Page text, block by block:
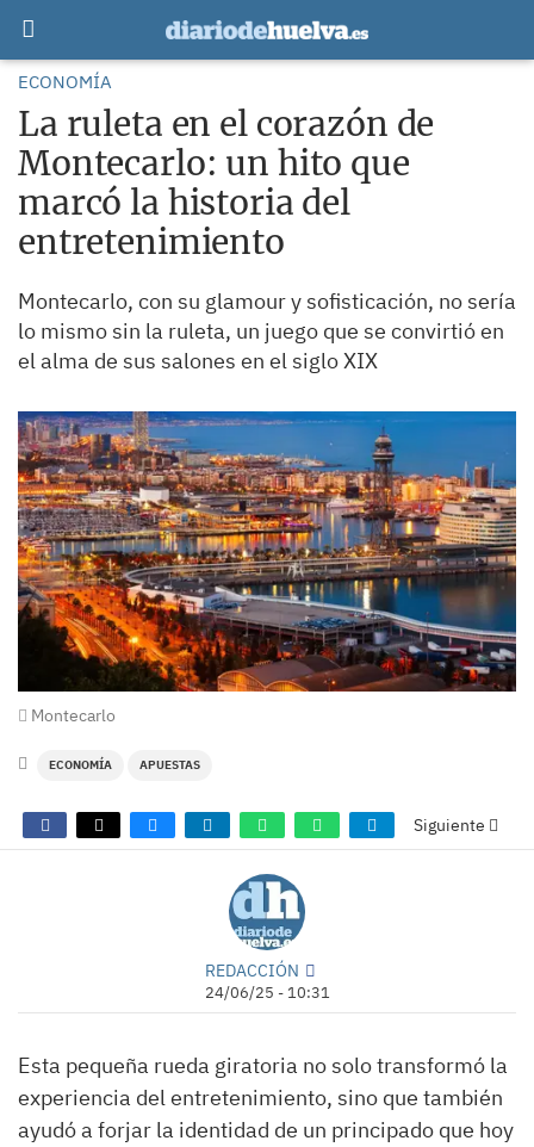
ECONOMÍA
La ruleta en el corazón de
Montecarlo: un hito que
marcó la historia del
entretenimiento
Montecarlo, con su glamour y sofisticación, no sería
lo mismo sin la ruleta, un juego que se convirtió en
el alma de sus salones en el siglo XIX
Montecarlo
ECONOMÍA APUESTAS
Siguiente
REDACCIÓN
24/06/25 - 10:31
Esta pequeña rueda giratoria no solo transformó la
experiencia del entretenimiento, sino que también
ayudó a forjar la identidad de un principado que hoy